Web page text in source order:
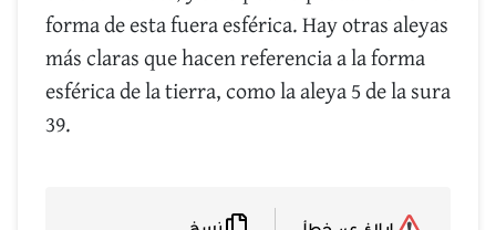
forma de esta fuera esférica. Hay otras aleyas
más claras que hacen referencia a la forma
esférica de la tierra, como la aleya 5 de la sura
39.